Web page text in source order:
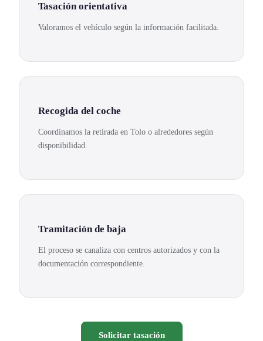
Tasación orientativa
Valoramos el vehículo según la información facilitada.
Recogida del coche
Coordinamos la retirada en Tolo o alrededores según
disponibilidad.
Tramitación de baja
El proceso se canaliza con centros autorizados y con la
documentación correspondiente.
Solicitar tasación